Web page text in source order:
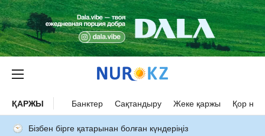
ҚАРЖЫ Банктер Сақтандыру Жеке қаржы Қор
Бізбен бірге қатарынан болған күндеріңіз